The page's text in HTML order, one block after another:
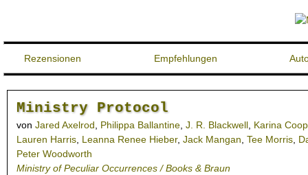
Rezensionen Empfehlungen
Ministry Protocol
von Jared Axelrod, Philippa Ballantine, J. R. Blackwell, Karina
Lauren Harris, Leanna Renee Hieber, Jack Mangan, Tee Morris,
Peter Woodworth
Ministry of Peculiar Occurrences / Books & Braun